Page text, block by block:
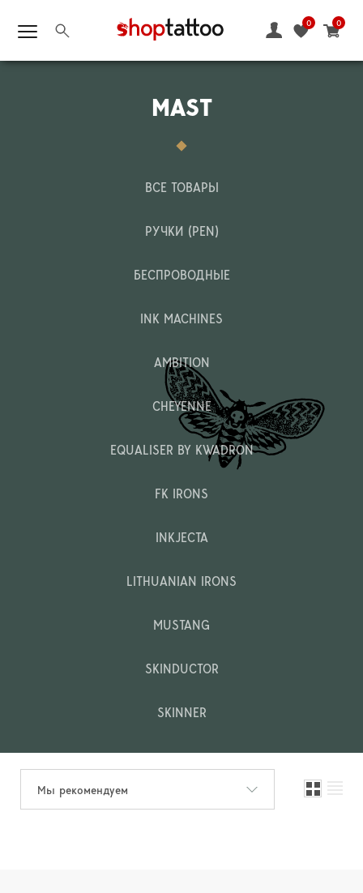
0
0
MAST
ВСЕ ТОВАРЫ
РУЧКИ (PEN)
БЕСПРОВОДНЫЕ
INK MACHINES
AMBITION
CHEYENNE
EQUALISER BY KWADRON
FK IRONS
INKJECTA
LITHUANIAN IRONS
MUSTANG
SKINDUCTOR
SKINNER
Мы рекомендуем